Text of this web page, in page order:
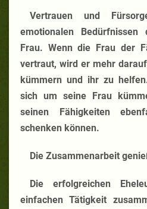
Vertrauen und
emotionalen
Frau. Wenn die Frau der
vertraut, wird er mehr
kümmern und ihr zu
sich um seine Frau
seinen Fähigkeiten
schenken können.
Die Zusammenarbeit
Die erfolgreichen
einfachen Tätigkeit